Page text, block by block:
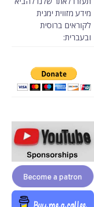
מידע מזווית ימנית
לקוראים ברוסית
ובעברית: